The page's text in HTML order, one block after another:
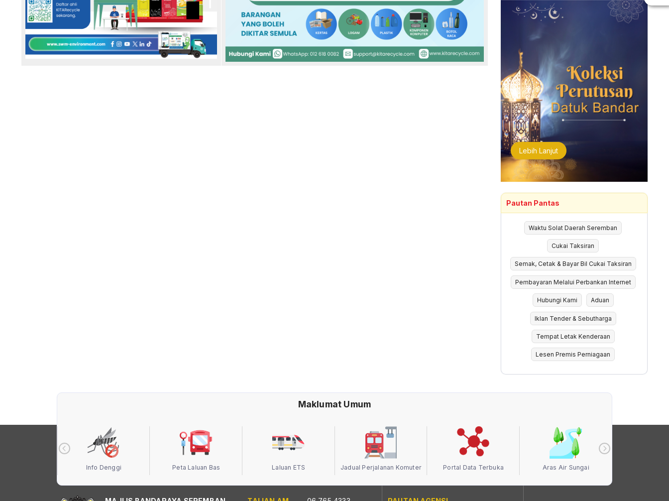
Lebih Lanjut
Pautan Pantas
Waktu Solat Daerah Seremban
Cukai Taksiran
Semak, Cetak & Bayar Bil Cukai Taksiran
Pembayaran Melalui Perbankan Internet
Hubungi Kami Aduan
Iklan Tender & Sebutharga
Tempat Letak Kenderaan
Lesen Premis Perniagaan
Maklumat Umum
Info Denggi Peta Laluan Bas Laluan ETS Jadual Perjalanan Komuter Portal Data Terbuka Aras Air Sungai